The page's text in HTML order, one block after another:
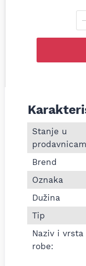
Informacije o
Stanje u
Brend
Oznaka
Dužina
Tip
Naziv i vrsta
robe: